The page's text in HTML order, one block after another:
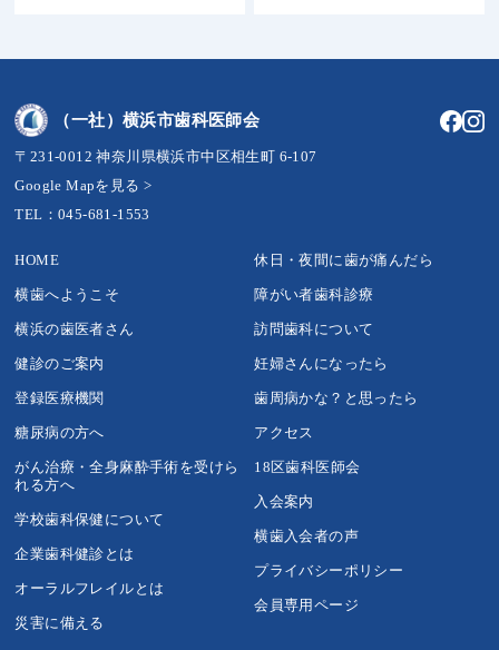
（一社）横浜市歯科医師会
〒231-0012 神奈川県横浜市中区相生町 6-107
Google Mapを見る >
TEL：045-681-1553
HOME
横歯へようこそ
横浜の歯医者さん
健診のご案内
登録医療機関
休日・夜間に歯が痛んだら
障がい者歯科診療
訪問歯科について
妊婦さんになったら
歯周病かな？と思ったら
糖尿病の方へ
がん治療・全身麻酔手術を受けら
れる方へ
学校歯科保健について
企業歯科健診とは
オーラルフレイルとは
災害に備える
アクセス
18区歯科医師会
入会案内
横歯入会者の声
プライバシーポリシー
会員専用ページ